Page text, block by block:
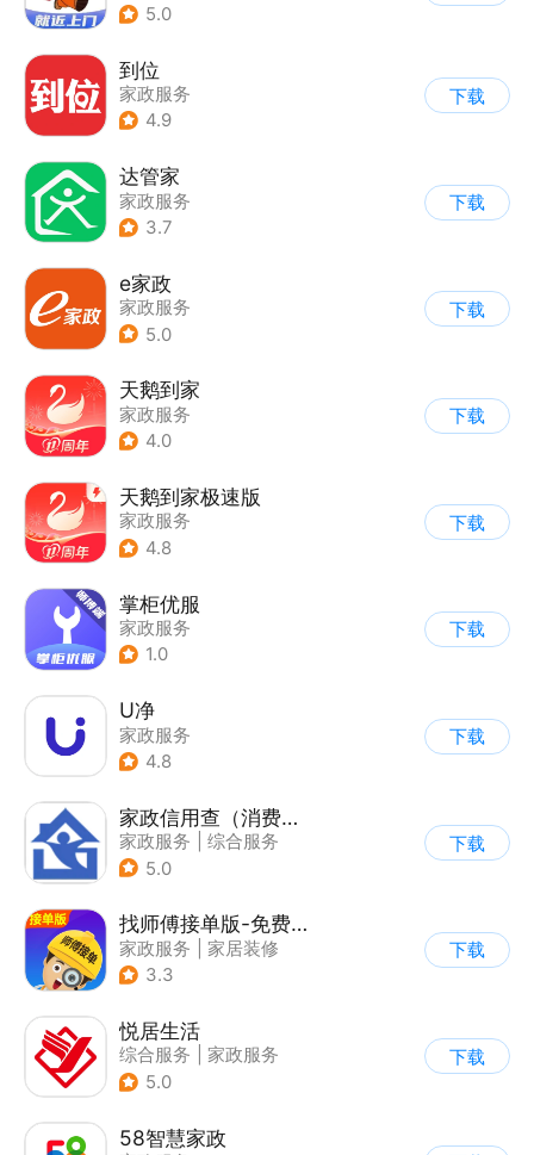
5.0
到位
家政服务
4.9
下载
达管家
家政服务
3.7
下载
e家政
家政服务
5.0
下载
天鹅到家
家政服务
4.0
下载
天鹅到家极速版
家政服务
4.8
下载
掌柜优服
家政服务
1.0
下载
U净
家政服务
4.8
下载
家政信用查（消费者端）
家政服务
综合服务
5.0
下载
找师傅接单版-免费派单接单
家政服务
家居装修
3.3
下载
悦居生活
综合服务
家政服务
5.0
下载
58智慧家政